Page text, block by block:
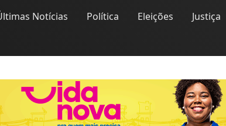
Notícias Política Eleições Justiça